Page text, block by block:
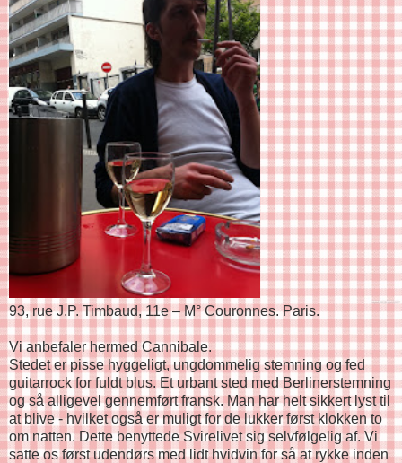
93, rue J.P. Timbaud, 11e – M° Couronnes. Paris.
Vi anbefaler hermed Cannibale.
Stedet er pisse hyggeligt, ungdommelig stemning og fed
guitarrock for fuldt blus. Et urbant sted med Berlinerstemning
og så alligevel gennemført fransk. Man har helt sikkert lyst til
at blive - hvilket også er muligt for de lukker først klokken to
om natten. Dette benyttede Svirelivet sig selvfølgelig af. Vi
satte os først udendørs med lidt hvidvin for så at rykke inden